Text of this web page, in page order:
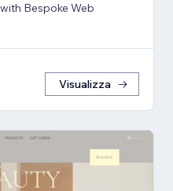
Bespoke Web
Visualizza